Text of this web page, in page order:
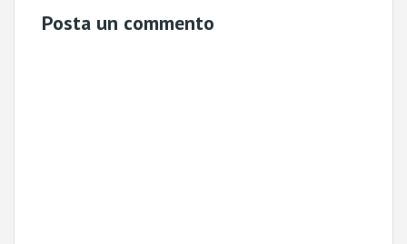
Posta un commento